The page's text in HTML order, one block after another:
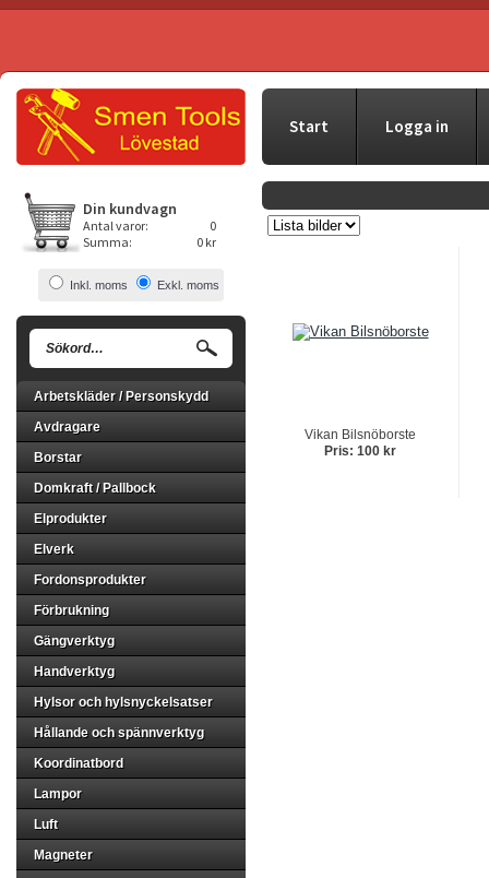
Start Logga in
Din kundvagn
Antal varor:
0
Summa:
0 kr
Inkl. moms Exkl. moms
Arbetskläder / Personskydd
Avdragare
Borstar
Domkraft / Pallbock
Elprodukter
Elverk
Fordonsprodukter
Förbrukning
Gängverktyg
Handverktyg
Hylsor och hylsnyckelsatser
Hållande och spännverktyg
Koordinatbord
Lampor
Luft
Magneter
Vikan Bilsnöborste
Pris: 100 kr